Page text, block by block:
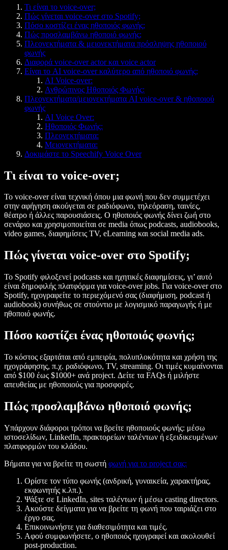
Τι είναι το voice-over;
Πώς γίνεται voice-over στο Spotify;
Πόσο κοστίζει ένας ηθοποιός φωνής;
Πώς προσλαμβάνω ηθοποιό φωνής;
Πλεονεκτήματα & μειονεκτήματα πρόσληψης ηθοποιού
φωνής
Διαφορά voice-over actor και voice actor
Είναι το AI voice-over καλύτερο από ηθοποιό φωνής;
AI Voice-over:
Ανθρώπινος Ηθοποιός Φωνής:
Πλεονεκτήματα/μειονεκτήματα AI voice-over & ηθοποιού
φωνής
AI Voice Over:
Ηθοποιός Φωνής:
Πλεονεκτήματα:
Μειονεκτήματα:
Δοκιμάστε το Speechify Voice Over
Τι είναι το voice-over;
Το voice-over είναι τεχνική όπου μια φωνή που δεν συμμετέχει
στην αφήγηση ακούγεται σε ραδιόφωνο, τηλεόραση, ταινίες,
θέατρο ή άλλες παρουσιάσεις. Ο ηθοποιός φωνής δίνει ζωή στο
σενάριο και χρησιμοποιείται σε media όπως podcasts, audiobooks,
video games, διαφημίσεις TV, eLearning και social media ads.
Πώς γίνεται voice-over στο Spotify;
Το Spotify φιλοξενεί podcasts και ηχητικές διαφημίσεις, γι’ αυτό
είναι δημοφιλής πλατφόρμα για voice-over jobs. Για voice-over στο
Spotify, ηχογραφείτε το περιεχόμενό σας (διαφήμιση, podcast ή
audiobook) συνήθως σε στούντιο με λογισμικό παραγωγής ή με
ηθοποιό φωνής.
Πόσο κοστίζει ένας ηθοποιός φωνής;
Το κόστος εξαρτάται από εμπειρία, πολυπλοκότητα και χρήση της
ηχογράφησης, π.χ. ραδιόφωνο, TV, streaming. Οι τιμές κυμαίνονται
από $100 έως $1000+ ανά project. Δείτε τα FAQs ή μιλήστε
απευθείας με ηθοποιούς για προσφορές.
Πώς προσλαμβάνω ηθοποιό φωνής;
Υπάρχουν διάφοροι τρόποι να βρείτε ηθοποιούς φωνής: μέσω
ιστοσελίδων, LinkedIn, πρακτορείων ταλέντων ή εξειδικευμένων
πλατφορμών του κλάδου.
Βήματα για να βρείτε τη σωστή φωνή για το project σας:
Ορίστε τον τύπο φωνής (ανδρική, γυναικεία, χαρακτήρας,
εκφωνητής κ.λπ.).
Ψάξτε σε LinkedIn, sites ταλέντων ή μέσω casting directors.
Ακούστε δείγματα για να βρείτε τη φωνή που ταιριάζει στο
έργο σας.
Επικοινωνήστε για διαθεσιμότητα και τιμές.
Αφού συμφωνήσετε, ο ηθοποιός ηχογραφεί και ακολουθεί
post-production.